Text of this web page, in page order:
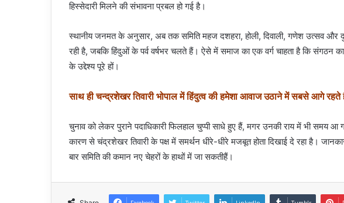
हिस्सेदारी मिलने की संभावना प्रबल हो गई है।
स्थानीय जनमत के अनुसार, अब तक समिति महज दशहरा, होली, दिवाली, गणेश उत्सव और
रही है, जबकि हिंदुओं के पर्व वर्षभर चलते हैं। ऐसे में समाज का एक वर्ग चाहता है कि संगठन
के उद्देश्य पूरे हों।
साथ ही चन्द्रशेखर तिवारी भोपाल में हिंदुत्व की हमेशा आवाज उठाने में सबसे आगे रहते
चुनाव को लेकर पुराने पदाधिकारी फिलहाल चुप्पी साधे हुए हैं, मगर उनकी राय में भी समय
कारण से चंद्रशेखर तिवारी के पक्ष में समर्थन धीरे-धीरे मजबूत होता दिखाई दे रहा है।
बार समिति की कमान नए चेहरों के हाथों में जा सकतीहैं।